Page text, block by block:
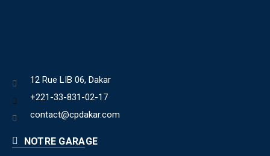
12 Rue LIB 06, Dakar
+221-33-831-02-17
contact@cpdakar.com
NOTRE GARAGE